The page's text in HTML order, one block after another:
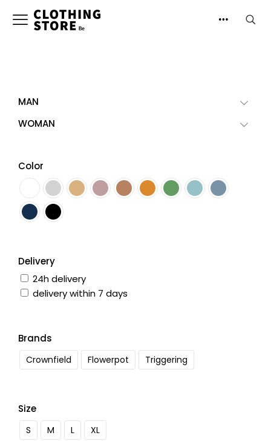
MAN
WOMAN
Color
Delivery
24h delivery
delivery within 7 days
Brands
Crownfield Flowerpot Triggering
Size
S M L XL